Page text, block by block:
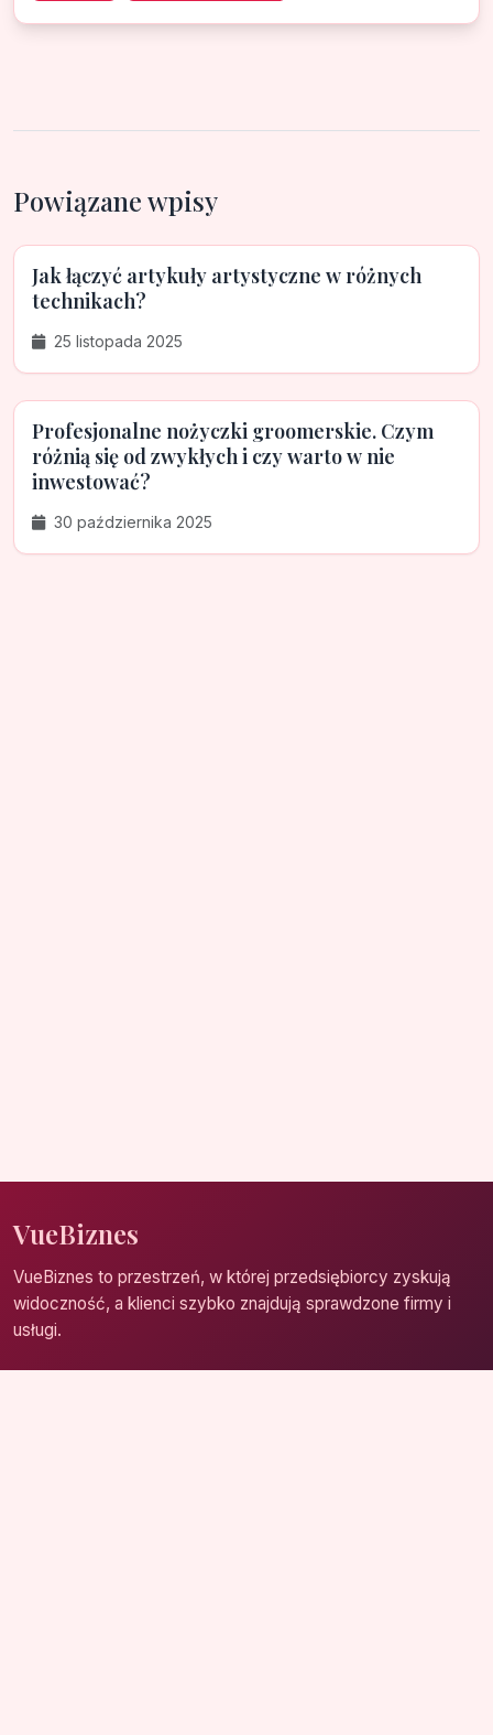
Powiązane wpisy
Jak łączyć artykuły artystyczne w różnych
technikach?
25 listopada 2025
Profesjonalne nożyczki groomerskie. Czym
różnią się od zwykłych i czy warto w nie
inwestować?
30 października 2025
VueBiznes
VueBiznes to przestrzeń, w której przedsiębiorcy zyskują
widoczność, a klienci szybko znajdują sprawdzone firmy i
usługi.